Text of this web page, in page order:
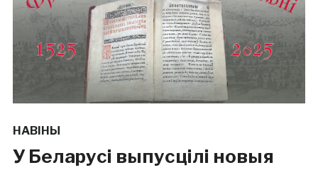
НАВІНЫ
У Беларусі выпусцілі новыя